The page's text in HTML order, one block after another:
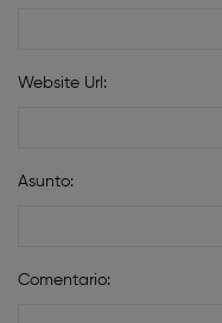
Website Url:
Asunto:
Comentario: